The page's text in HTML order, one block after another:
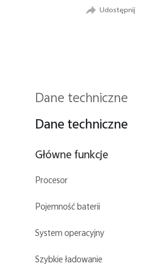
Udostępnij
Dane techniczne
Dane techniczne
Główne funkcje
Procesor
Pojemność baterii
System operacyjny
Szybkie ładowanie